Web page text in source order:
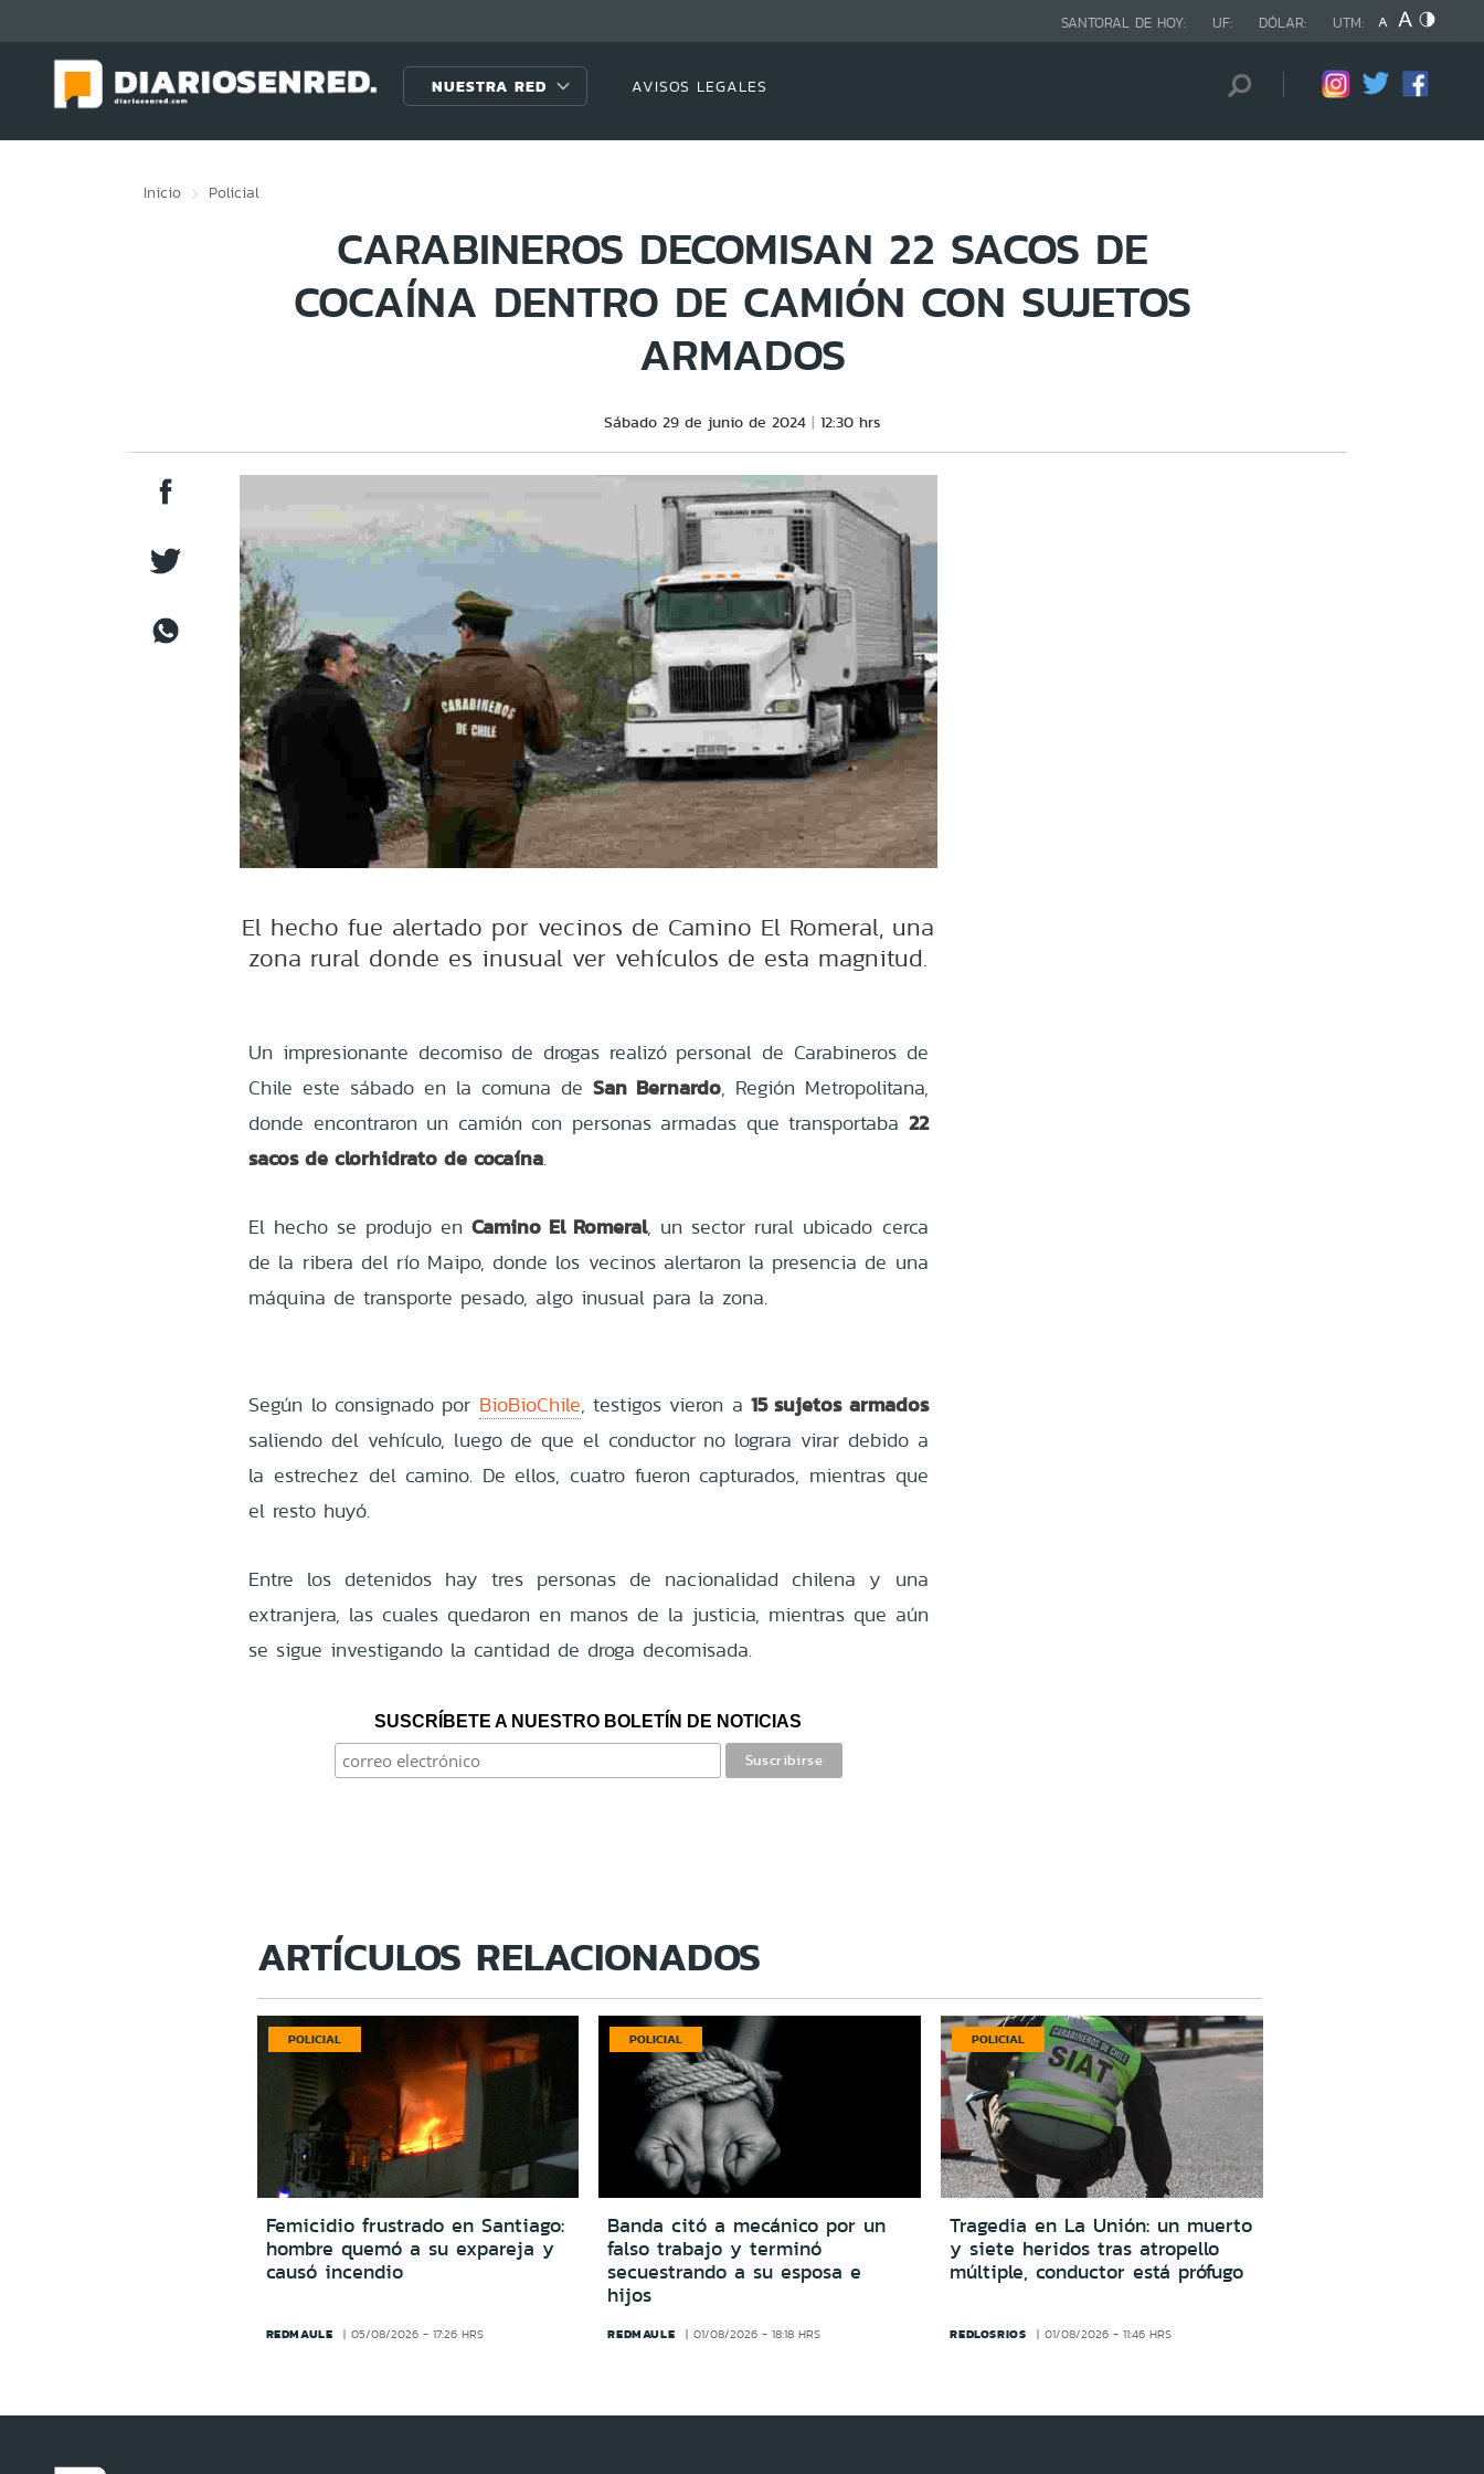
SANTORAL DE HOY: UF: DÓLAR: UTM:
NUESTRA RED AVISOS LEGALES
Inicio Policial
CARABINEROS DECOMISAN 22 SACOS DE
COCAÍNA DENTRO DE CAMIÓN CON SUJETOS
ARMADOS
Sábado 29 de junio de 2024 12:30 hrs
El hecho fue alertado por vecinos de Camino El Romeral, una
zona rural donde es inusual ver vehículos de esta magnitud.
Un impresionante decomiso de drogas realizó personal de Carabineros de
Chile este sábado en la comuna de San Bernardo, Región Metropolitana,
donde encontraron un camión con personas armadas que transportaba 22
sacos de clorhidrato de cocaína.
El hecho se produjo enCamino El Romeral, un sector rural ubicado cerca
de la ribera del río Maipo, donde los vecinos alertaron la presencia de una
máquina de transporte pesado, algo inusual para la zona.
Según lo consignado por BioBioChile, testigos vieron a 15 sujetos armados
saliendo del vehículo, luego de que el conductor no lograra virar debido a
la estrechez del camino. De ellos, cuatro fueron capturados, mientras que
el resto huyó.
Entre los detenidos hay tres personas de nacionalidad chilena y una
extranjera, las cuales quedaron en manos de la justicia, mientras que aún
se sigue investigando la cantidad de droga decomisada.
SUSCRÍBETE A NUESTRO BOLETÍN DE NOTICIAS
ARTÍCULOS RELACIONADOS
POLICIAL
Femicidio frustrado en Santiago:
hombre quemó a su expareja y
causó incendio
REDMAULE 05/08/2026 - 17:26 HRS
POLICIAL
Banda citó a mecánico por un
falso trabajo y terminó
secuestrando a su esposa e
hijos
REDMAULE 01/08/2026 - 18:18 HRS
POLICIAL
Tragedia en La Unión: un muerto
y siete heridos tras atropello
múltiple, conductor está prófugo
REDLOSRIOS 01/08/2026 - 11:46 HRS